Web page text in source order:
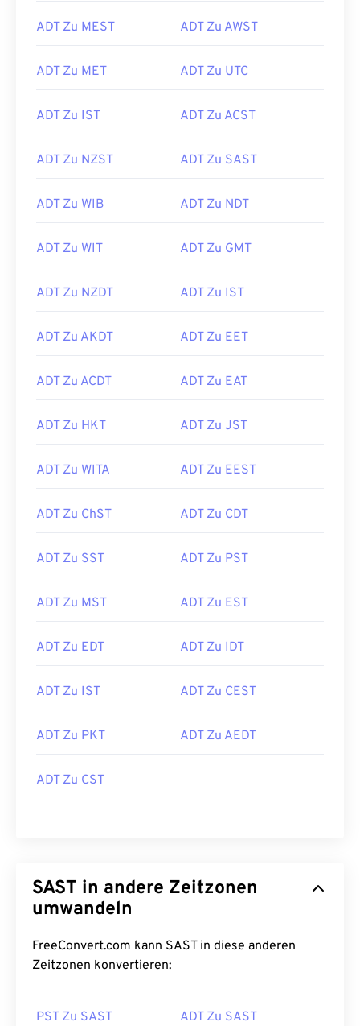
ADT Zu MEST ADT Zu AWST
ADT Zu MET ADT Zu UTC
ADT Zu IST ADT Zu ACST
ADT Zu NZST ADT Zu SAST
ADT Zu WIB ADT Zu NDT
ADT Zu WIT ADT Zu GMT
ADT Zu NZDT ADT Zu IST
ADT Zu AKDT ADT Zu EET
ADT Zu ACDT ADT Zu EAT
ADT Zu HKT ADT Zu JST
ADT Zu WITA ADT Zu EEST
ADT Zu ChST ADT Zu CDT
ADT Zu SST ADT Zu PST
ADT Zu MST ADT Zu EST
ADT Zu EDT ADT Zu IDT
ADT Zu IST ADT Zu CEST
ADT Zu PKT ADT Zu AEDT
ADT Zu CST
SAST in andere Zeitzonen
umwandeln
FreeConvert.com kann SAST in diese anderen
Zeitzonen konvertieren:
PST Zu SAST ADT Zu SAST